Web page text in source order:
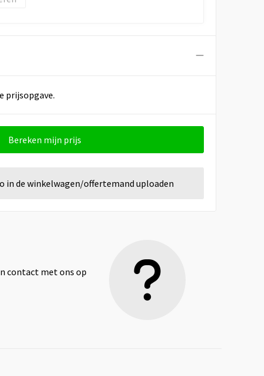
prijsopgave.
Bereken mijn prijs
in de winkelwagen/offertemand uploaden
contact met ons op